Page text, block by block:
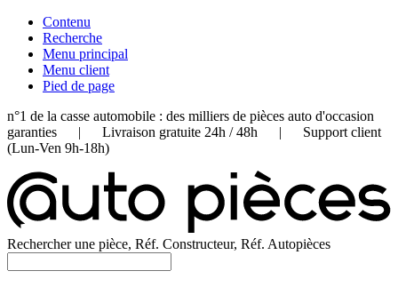
Contenu
Recherche
Menu principal
Menu client
Pied de page
n°1 de la casse automobile : des milliers de pièces auto d'occasion
garanties | Livraison gratuite 24h / 48h | Support client
(Lun-Ven 9h-18h)
Rechercher une pièce, Réf. Constructeur, Réf. Autopièces